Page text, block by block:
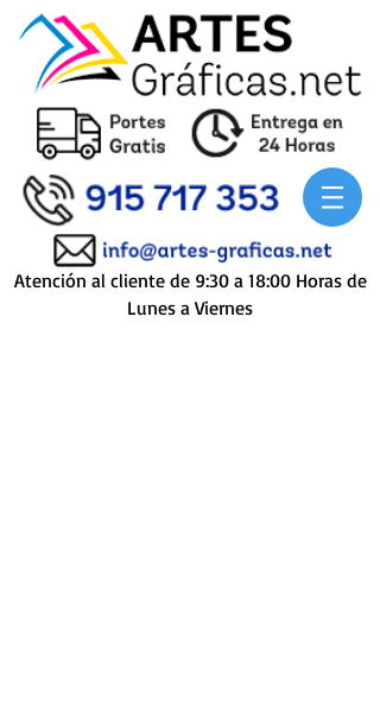
Atención al cliente de 9:30 a 18:00 Horas de
Lunes a Viernes